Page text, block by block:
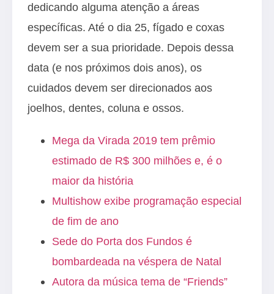
dedicando alguma atenção a áreas
específicas. Até o dia 25, fígado e coxas
devem ser a sua prioridade. Depois dessa
data (e nos próximos dois anos), os
cuidados devem ser direcionados aos
joelhos, dentes, coluna e ossos.
Mega da Virada 2019 tem prêmio
estimado de R$ 300 milhões e, é o
maior da história
Multishow exibe programação especial
de fim de ano
Sede do Porta dos Fundos é
bombardeada na véspera de Natal
Autora da música tema de “Friends”